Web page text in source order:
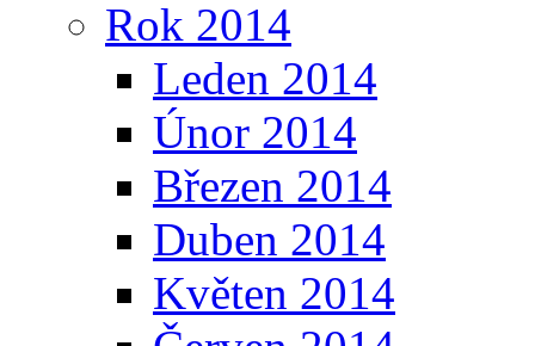
Rok 2014
Leden 2014
Únor 2014
Březen 2014
Duben 2014
Květen 2014